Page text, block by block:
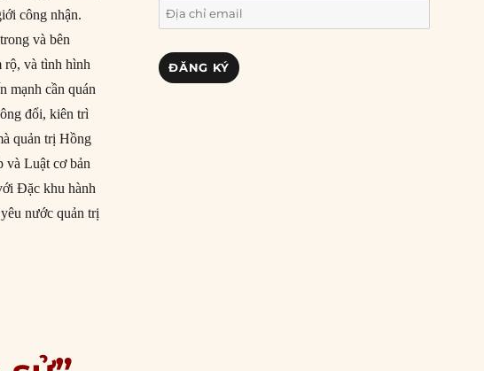
công nhận.
và bên
rộ, và tình hình
mạnh cần quán
đổi, kiên trì
quản trị Hồng
và Luật cơ bản
Đặc khu hành
nước quản trị
Trung ương ĐCSTQ (P10)”
Địa
chỉ
email
ĐĂNG KÝ